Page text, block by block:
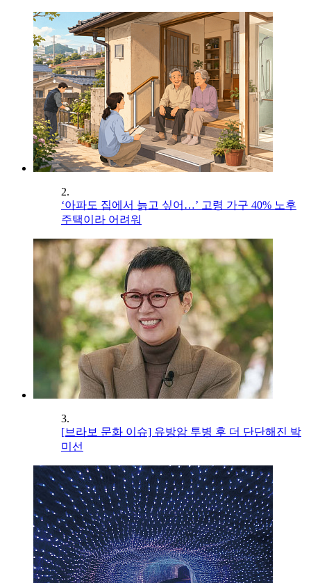
2.
‘아파도 집에서 늙고 싶어…’ 고령 가구 40% 노후
주택이라 어려워
3.
[브라보 문화 이슈] 유방암 투병 후 더 단단해진 박
미선